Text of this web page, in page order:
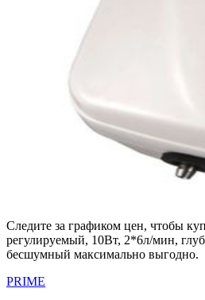
Следите за графиком цен, чтобы
регулируемый, 10Вт, 2*6л/мин,
бесшумный максимально выгодно.
PRIME